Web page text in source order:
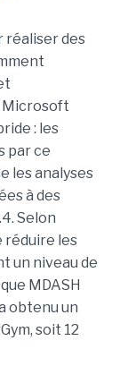
réaliser des
Microsoft
: les
par ce
les analyses
à des
Selon
réduire les
un niveau de
MDASH
obtenu un
soit 12